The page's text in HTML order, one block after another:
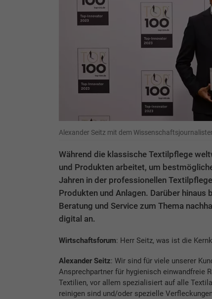
Alexander Seitz mit dem
Während die klassische Textilpflege
und Produkten arbeitet, um
Jahren in der professionellen
Produkten und Anlagen. Darüber hinaus
Beratung und Service zum Thema
digital an.
Wirtschaftsforum: Herr Seitz, was ist die
Alexander Seitz: Wir sind für viele unserer
Ansprechpartner für hygienisch einwandfreie
Textilien, vor allem spezialisiert auf alle
reinigen sind und/oder spezielle